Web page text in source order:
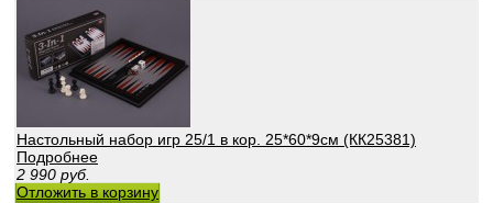
Настольный набор игр 25/1 в кор. 25*60*9см (КК25381)
Подробнее
2 990 руб.
Отложить в корзину